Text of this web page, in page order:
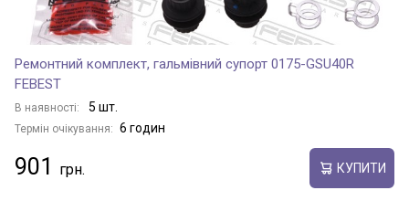
Ремонтний комплект, гальмівний супорт 0175-GSU40R
FEBEST
В наявності: 5 шт.
Термін очікування: 6 годин
901 КУПИТИ